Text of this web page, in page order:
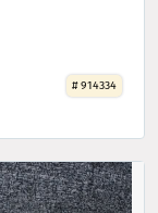
# 914334